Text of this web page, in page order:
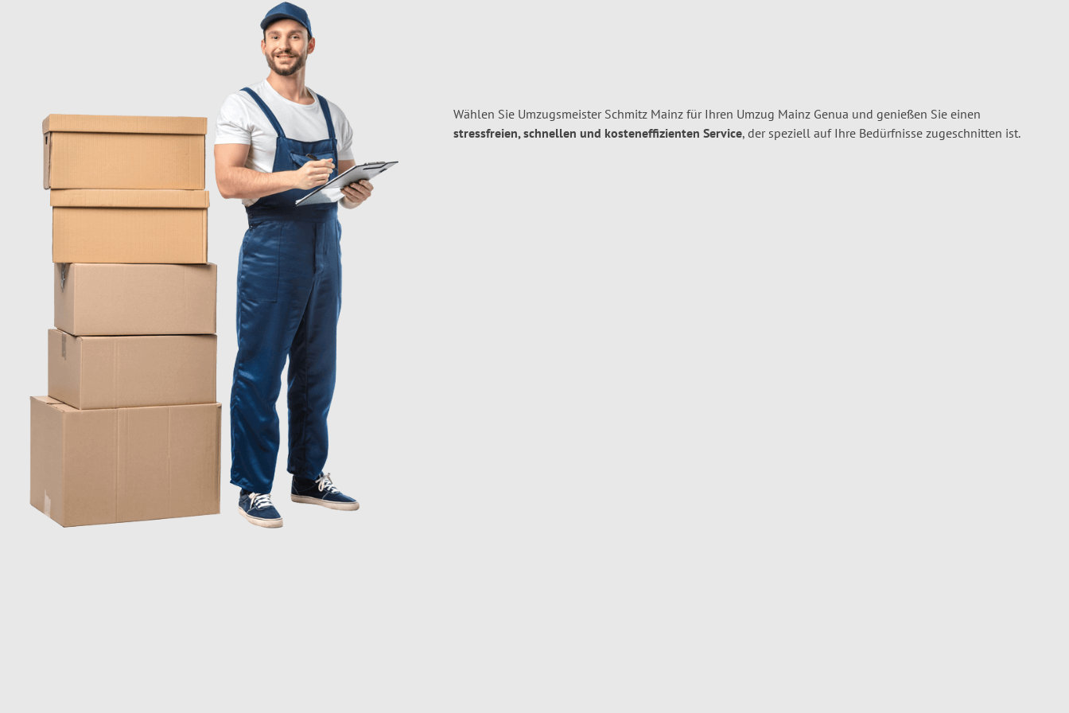
Wählen Sie Umzugsmeister Schmitz Mainz für Ihren Umzug Mainz Genua und genießen Sie einen
stressfreien, schnellen und kosteneffizienten Service, der speziell auf Ihre Bedürfnisse zugeschnitten ist.